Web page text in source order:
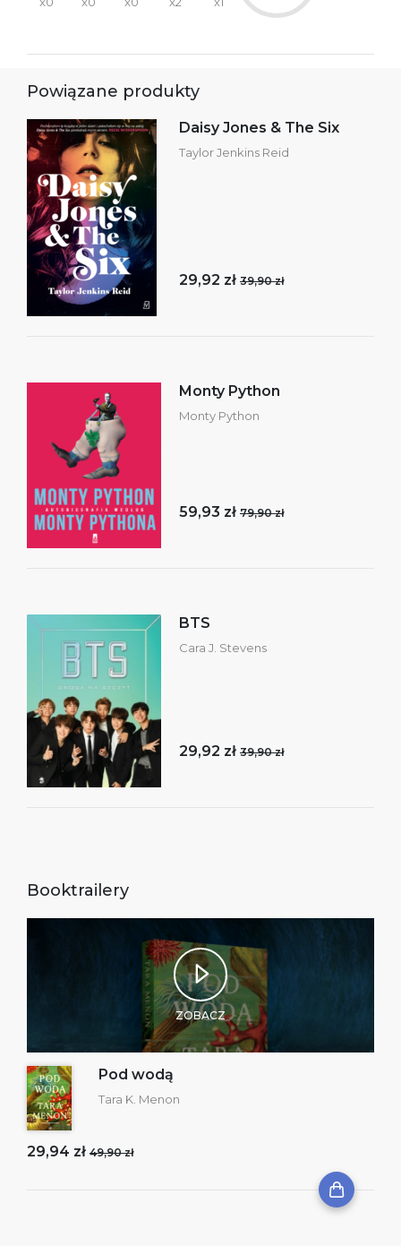
Powiązane produkty
Daisy Jones & The Six
Taylor Jenkins Reid
29,92 zł 39,90 zł
Monty Python
Monty Python
59,93 zł 79,90 zł
BTS
Cara J. Stevens
29,92 zł 39,90 zł
Booktrailery
ZOBACZ
Pod wodą
Tara K. Menon
29,94 zł 49,90 zł